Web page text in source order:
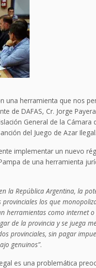
una herramienta que nos
de DAFAS, Cr. Jorge
General de la
del Juego de Azar Ilegal.
implementar un nuevo
de una herramienta
la República Argentina, la
los que
herramientas como internet
de la provincia y se juega
provinciales, sin pagar
genuinos”.
es una problemática